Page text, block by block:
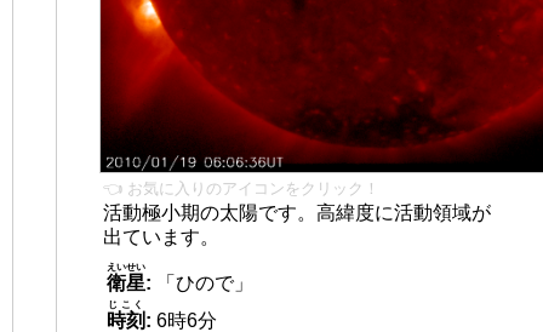
👈 お気に入りのアイコンをクリック！
活動極小期の太陽です。高緯度に活動領域が
出ています。
衛星
えいせい
:
「ひので」
時刻
じこく
: 6時6分